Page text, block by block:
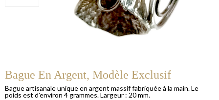
Bague En Argent, Modèle Exclusif
Bague artisanale unique en argent massif fabriquée à la main. Le
poids est d'environ 4 grammes. Largeur : 20 mm.